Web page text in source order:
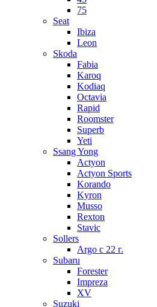
75
Seat
Ibiza
Leon
Skoda
Fabia
Karoq
Kodiaq
Octavia
Rapid
Roomster
Superb
Yeti
Ssang Yong
Actyon
Actyon Sports
Korando
Kyron
Musso
Rexton
Stavic
Sollers
Argo с 22 г.
Subaru
Forester
Impreza
XV
Suzuki